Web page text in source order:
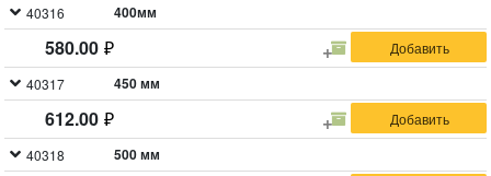
высокоуглеродистая сталь, пластиковая ручка с
прорезиненной вставкой.
40316 400мм
580.00
40317 450 мм
612.00
40318 500 мм